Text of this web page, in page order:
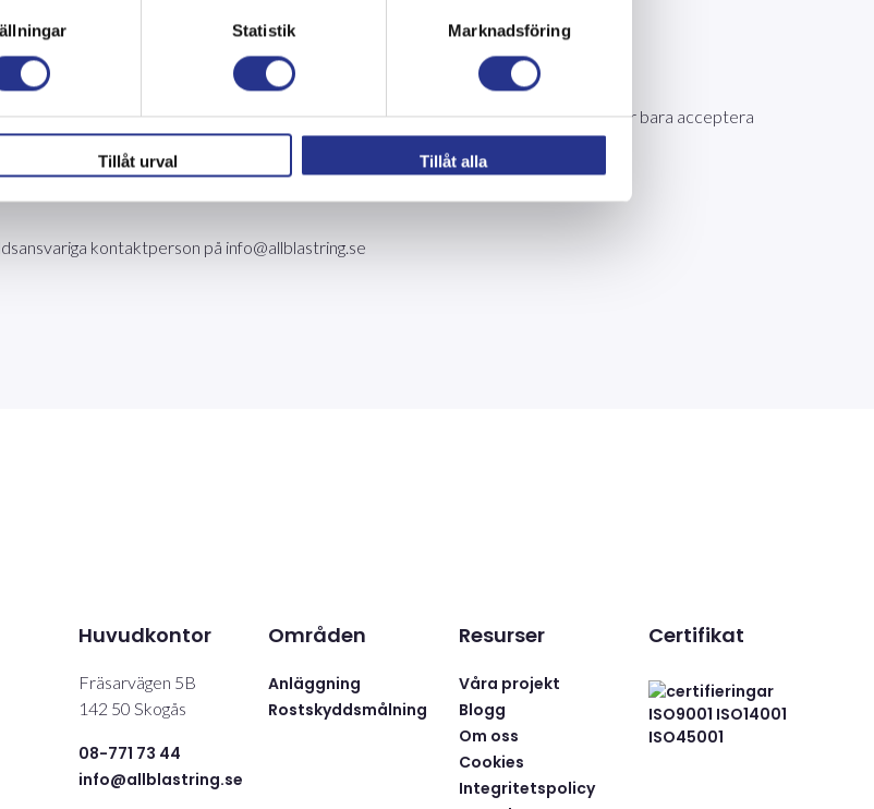
Statistik Marknadsföring
Tillåt urval Tillåt alla
på din dator. Du kan bland annat välja att blockera cookies, radera cookies eller bara acceptera
din webbläsare för att ändra dina inställningar.
kontaktperson på info@allblastring.se
Huvudkontor
Fräsarvägen 5B
142 50 Skogås
08-771 73 44
info@allblastring.se
Områden
Anläggning
Rostskyddsmålning
Resurser
Våra projekt
Blogg
Om oss
Cookies
Integritetspolicy
Certifikat